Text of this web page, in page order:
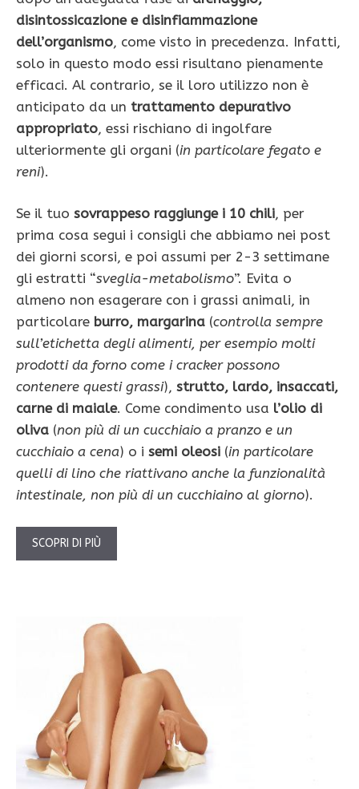
disintossicazione e disinfiammazione
dell’organismo, come visto in precedenza. Infatti,
solo in questo modo essi risultano pienamente
efficaci. Al contrario, se il loro utilizzo non è
anticipato da un trattamento depurativo
appropriato, essi rischiano di ingolfare
ulteriormente gli organi (in particolare fegato e
reni).
Se il tuo sovrappeso raggiunge i 10 chili, per
prima cosa segui i consigli che ab­biamo nei post
dei giorni scorsi, e poi assumi per 2-3 settimane
gli estratti “sveglia-metabolismo”. Evita o
almeno non esagerare con i grassi animali, in
particolare burro, margarina (controlla sempre
sul­l’etichetta degli alimenti, per esempio molti
prodotti da forno come i cracker possono
contenere questi grassi), strutto, lardo, insaccati,
carne di maiale. Come condimento usa l’olio di
oliva (non più di un cucchiaio a pranzo e un
cucchiaio a cena) o i semi oleosi (in particolare
quelli di lino che riattivano anche la funzionalità
intestinale, non più di un cucchiaino al giorno).
SCOPRI DI PIÙ